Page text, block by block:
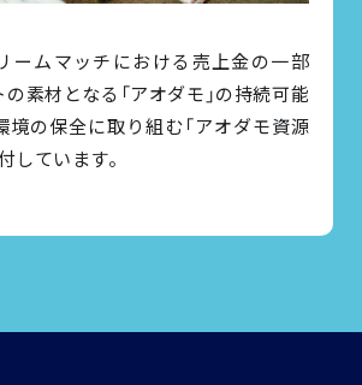
ームマッチにおける売上金の一部
素材となる「アオダモ」の持続可能
境の保全に取り組む「アオダモ資源
しています。